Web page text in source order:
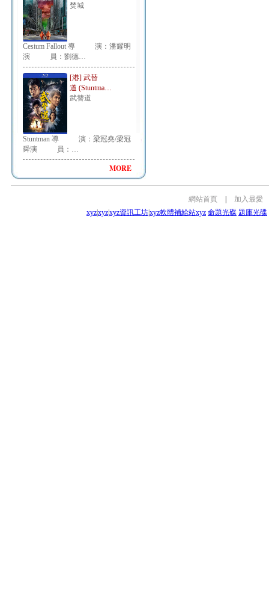
焚城
Cesium Fallout 導 演：潘耀明
演 員：劉德…
[港] 武替
道 (Stuntma…
武替道
Stuntman 導 演：梁冠堯/梁冠
舜演 員：…
MORE
網站首頁
加入最愛
xyzxyzxyz資訊工坊xyz軟體補給站xyz 命題光碟 題庫光碟